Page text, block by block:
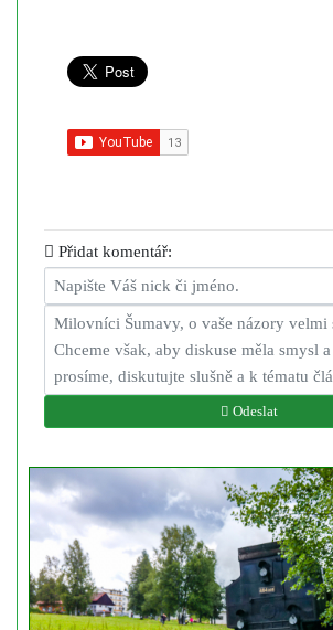
Přidat komentář:
Odeslat